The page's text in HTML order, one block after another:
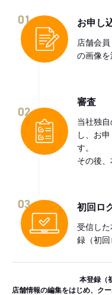
01 お申し
店舗会
の画像を
02
審査
当社独
し、お
す。
その後、
03 初回ロ
受信し
録（初回
本登録（
店舗情報の編集をはじめ、ク